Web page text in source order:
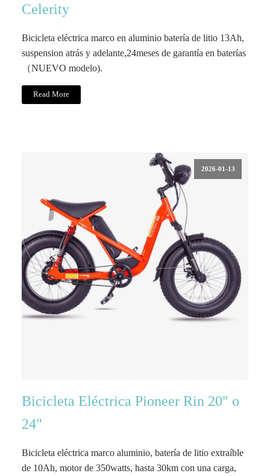
Celerity
Bicicleta eléctrica marco en aluminio batería de litio 13Ah,
suspension atrás y adelante,24meses de garantía en baterías
（NUEVO modelo).
Read More
2026-01-13
Bicicleta Eléctrica Pioneer Rin 20" o
24"
Bicicleta eléctrica marco aluminio, batería de litio extraíble
de 10Ah, motor de 350watts, hasta 30km con una carga,